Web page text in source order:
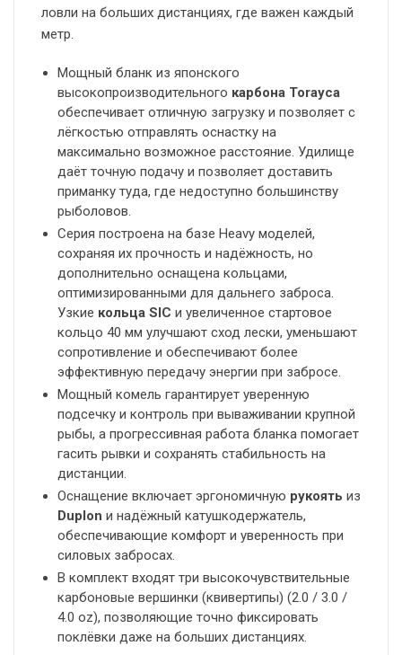
ловли на больших дистанциях, где важен каждый
метр.
Мощный бланк из японского
высокопроизводительного карбона Torayca
обеспечивает отличную загрузку и позволяет с
лёгкостью отправлять оснастку на
максимально возможное расстояние. Удилище
даёт точную подачу и позволяет доставить
приманку туда, где недоступно большинству
рыболовов.
Серия построена на базе Heavy моделей,
сохраняя их прочность и надёжность, но
дополнительно оснащена кольцами,
оптимизированными для дальнего заброса.
Узкие кольца SIC и увеличенное стартовое
кольцо 40 мм улучшают сход лески, уменьшают
сопротивление и обеспечивают более
эффективную передачу энергии при забросе.
Мощный комель гарантирует уверенную
подсечку и контроль при вываживании крупной
рыбы, а прогрессивная работа бланка помогает
гасить рывки и сохранять стабильность на
дистанции.
Оснащение включает эргономичную рукоять из
Duplon и надёжный катушкодержатель,
обеспечивающие комфорт и уверенность при
силовых забросах.
В комплект входят три высокочувствительные
карбоновые вершинки (квивертипы) (2.0 / 3.0 /
4.0 oz), позволяющие точно фиксировать
поклёвки даже на больших дистанциях.